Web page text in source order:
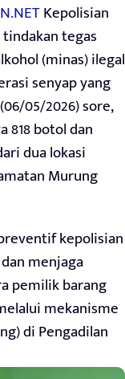
Kepolisian
tegas
(minas) ilegal
senyap yang
05/2026) sore,
818 botol dan
dua lokasi
Murung
kepolisian
menjaga
pemilik barang
mekanisme
di Pengadilan